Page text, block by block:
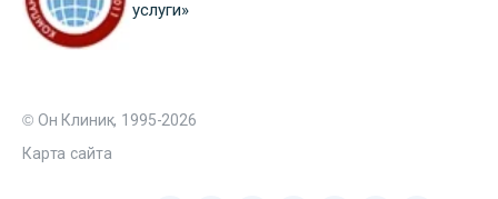
услуги»
© Он Клиник, 1995-2026
Карта сайта